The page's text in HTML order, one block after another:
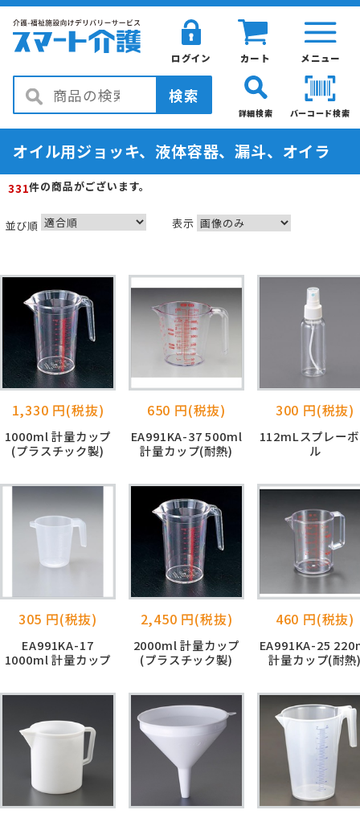
メニュー
カート
ログイン
検索
バーコード検索
詳細検索
オイル用ジョッキ、液体容器、漏斗、オイラ
331件の商品がございます。
並び順 表示
1,330 円(税抜)
1000ml 計量カップ
(プラスチック製)
650 円(税抜)
EA991KA-37 500ml
計量カップ(耐熱)
300 円(税抜)
112mLスプレー
ル
305 円(税抜)
EA991KA-17
1000ml 計量カップ
2,450 円(税抜)
2000ml 計量カップ
(プラスチック製)
460 円(税抜)
EA991KA-25
計量カップ(耐熱